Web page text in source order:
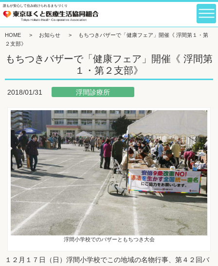
誰もが安心して住み続けられるまちづくり
HOME > お知らせ >
もちつきバザーで「健康フェア」開催《 浮間第１・第
２支部》
もちつきバザーで「健康フェア」開催《 浮間第
１・第２支部》
2018/01/31 浮間診療所
浮間小学校でのバザーともちつき大会
１２月１７日（日）浮間小学校でこの地域の名物行事、第４２回バ